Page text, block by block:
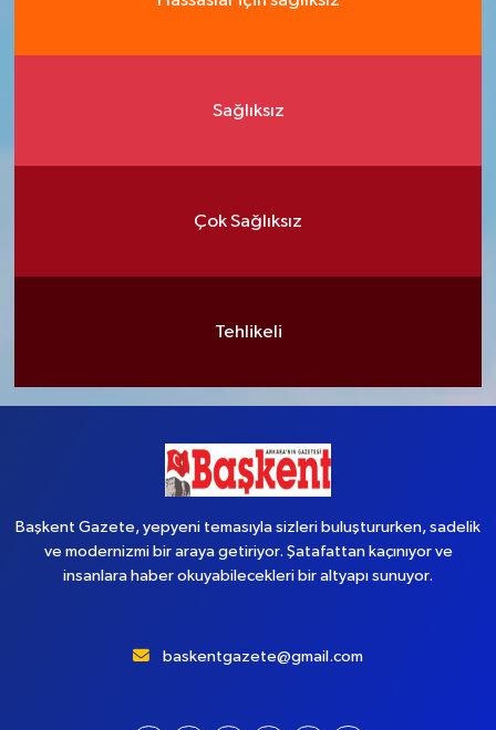
Sağlıksız
Çok Sağlıksız
Tehlikeli
Başkent Gazete, yepyeni temasıyla sizleri buluştururken, sadelik
ve modernizmi bir araya getiriyor. Şatafattan kaçınıyor ve
insanlara haber okuyabilecekleri bir altyapı sunuyor.
baskentgazete@gmail.com